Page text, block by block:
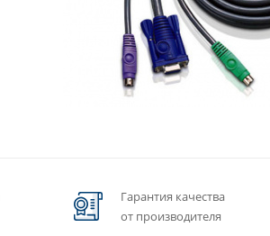
Гарантия качества
от производителя